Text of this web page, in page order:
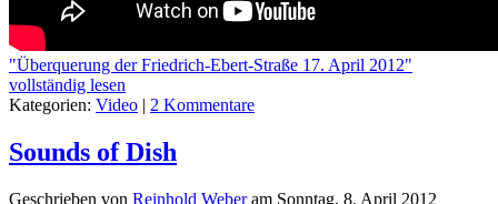
"Überquerung der Friedrich-Ebert-Straße 17. April 2012"
vollständig lesen
Kategorien: Video | 2 Kommentare
Sounds of Dish
Geschrieben von Reinhold Weberam Sonntag, 8. April 2012